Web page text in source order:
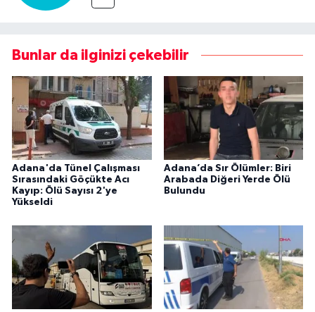
Bunlar da ilginizi çekebilir
Adana'da Tünel Çalışması
Sırasındaki Göçükte Acı
Kayıp: Ölü Sayısı 2'ye
Yükseldi
Adana’da Sır Ölümler: Biri
Arabada Diğeri Yerde Ölü
Bulundu